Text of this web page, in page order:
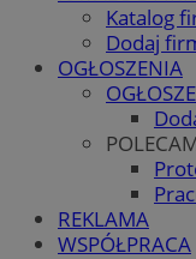
Katalog
Dodaj
OGŁOSZENIA
REKLAMA
WSPÓŁPRACA